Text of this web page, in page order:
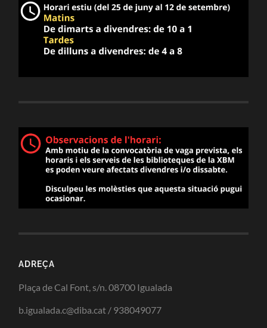
ADREÇA
Plaça de Cal Font, s/n. 08700 Igualada
b.igualada.c@diba.cat / 938049077